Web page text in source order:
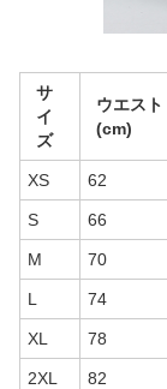
サ
イ
ズ
ウエスト
(cm)
XS 62
S 66
M 70
L 74
XL 78
2XL 82